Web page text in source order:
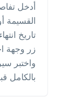
أدخل
القسيمة
تاريخ
زر وجهة
واختبر
بالكامل